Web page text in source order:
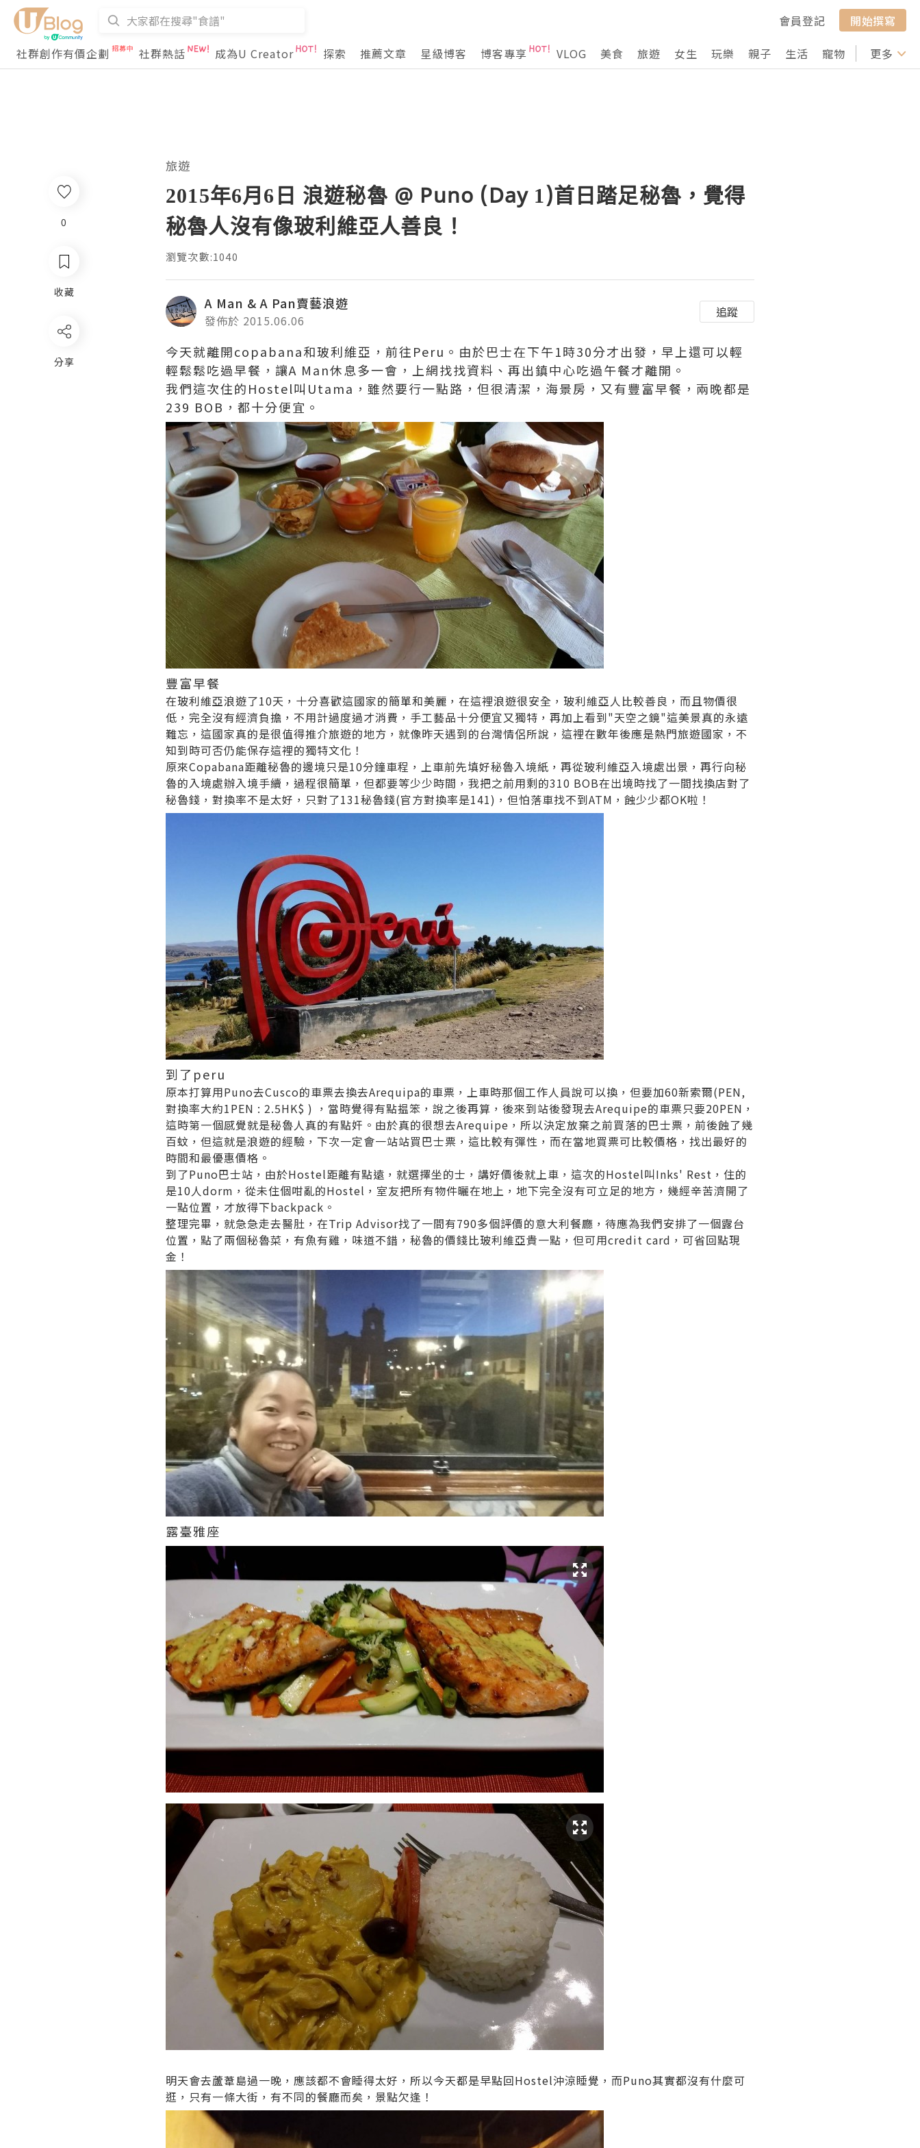
會員登記
開始撰寫
社群創作有價企劃
社群熱話 成為U Creator 探索 推薦文章 星級博客 博客專享 VLOG 美食 旅遊 女生 玩樂 親子 生活 寵物 行山 打卡
更多
0
收藏
分享
旅遊
2015年6月6日 浪遊秘魯 @ Puno (Day 1)首日踏足秘魯，覺得
秘魯人沒有像玻利維亞人善良！
瀏覽次數:1040
A Man & A Pan賣藝浪遊
發佈於 2015.06.06
追蹤
今天就離開copabana和玻利維亞，前往Peru。由於巴士在下午1時30分才出發，早上還可以輕
輕鬆鬆吃過早餐，讓A Man休息多一會，上網找找資料、再出鎮中心吃過午餐才離開。
我們這次住的Hostel叫Utama，雖然要行一點路，但很清潔，海景房，又有豐富早餐，兩晚都是
239 BOB，都十分便宜。
豐富早餐
在玻利維亞浪遊了10天，十分喜歡這國家的簡單和美麗，在這裡浪遊很安全，玻利維亞人比較善良，而且物價很
低，完全沒有經濟負擔，不用計過度過才消費，手工藝品十分便宜又獨特，再加上看到"天空之鏡"這美景真的永遠
難忘，這國家真的是很值得推介旅遊的地方，就像昨天遇到的台灣情侶所說，這裡在數年後應是熱門旅遊國家，不
知到時可否仍能保存這裡的獨特文化！
原來Copabana距離秘魯的邊境只是10分鐘車程，上車前先填好秘魯入境紙，再從玻利維亞入境處出景，再行向秘
魯的入境處辦入境手續，過程很簡單，但都要等少少時間，我把之前用剩的310 BOB在出境時找了一間找換店對了
秘魯錢，對換率不是太好，只對了131秘魯錢(官方對換率是141)，但怕落車找不到ATM，蝕少少都OK啦！
到了peru
原本打算用Puno去Cusco的車票去換去Arequipa的車票，上車時那個工作人員說可以換，但要加60新索爾(PEN,
對換率大約1PEN : 2.5HK$ ) ，當時覺得有點揾笨，說之後再算，後來到站後發現去Arequipe的車票只要20PEN，
這時第一個感覺就是秘魯人真的有點奸。由於真的很想去Arequipe，所以決定放棄之前買落的巴士票，前後蝕了幾
百蚊，但這就是浪遊的經驗，下次一定會一站站買巴士票，這比較有彈性，而在當地買票可比較價格，找出最好的
時間和最優惠價格。
到了Puno巴士站，由於Hostel距離有點遠，就選擇坐的士，講好價後就上車，這次的Hostel叫Inks' Rest，住的
是10人dorm，從未住個咁亂的Hostel，室友把所有物件曬在地上，地下完全沒有可立足的地方，幾經辛苦濟開了
一點位置，才放得下backpack。
整理完畢，就急急走去醫肚，在Trip Advisor找了一間有790多個評價的意大利餐廳，待應為我們安排了一個露台
位置，點了兩個秘魯菜，有魚有雞，味道不錯，秘魯的價錢比玻利維亞貴一點，但可用credit card，可省回點現
金！
露臺雅座
明天會去蘆葦島過一晚，應該都不會睡得太好，所以今天都是早點回Hostel沖涼睡覺，而Puno其實都沒有什麼可
逛，只有一條大街，有不同的餐廳而矣，景點欠逢！